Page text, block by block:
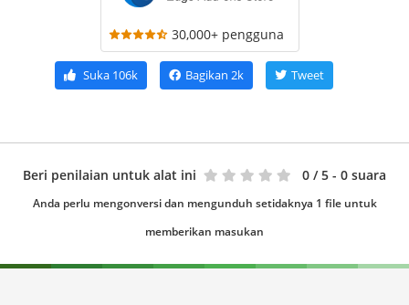
30,000+ pengguna
Suka106k Bagikan 2k Tweet
Beri penilaian untuk alat ini 0 / 5 - 0 suara
Anda perlu mengonversi dan mengunduh setidaknya 1 file untuk
memberikan masukan